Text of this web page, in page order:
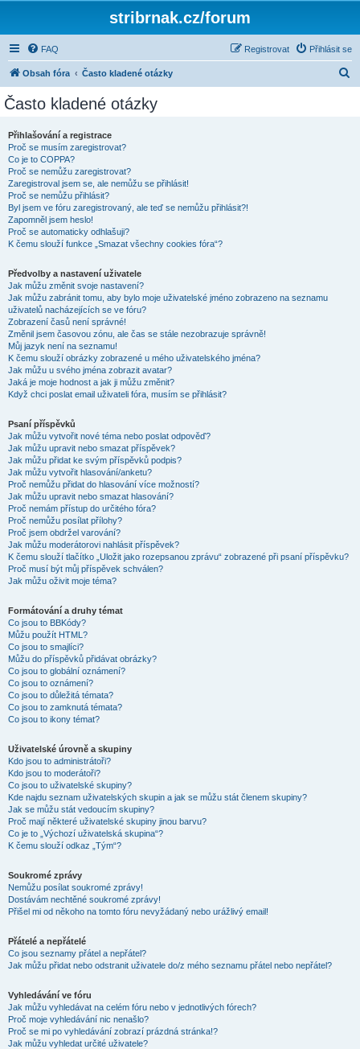
stribrnak.cz/forum
FAQ Přihlásit se
Registrovat
Obsah fóra Často kladené otázky
Často kladené otázky
Přihlašování a registrace
Proč se musím zaregistrovat?
Co je to COPPA?
Proč se nemůžu zaregistrovat?
Zaregistroval jsem se, ale nemůžu se přihlásit!
Proč se nemůžu přihlásit?
Byl jsem ve fóru zaregistrovaný, ale teď se nemůžu přihlásit?!
Zapomněl jsem heslo!
Proč se automaticky odhlašuji?
K čemu slouží funkce „Smazat všechny cookies fóra“?
Předvolby a nastavení uživatele
Jak můžu změnit svoje nastavení?
Jak můžu zabránit tomu, aby bylo moje uživatelské jméno zobrazeno na seznamu
uživatelů nacházejících se ve fóru?
Zobrazení časů není správné!
Změnil jsem časovou zónu, ale čas se stále nezobrazuje správně!
Můj jazyk není na seznamu!
K čemu slouží obrázky zobrazené u mého uživatelského jména?
Jak můžu u svého jména zobrazit avatar?
Jaká je moje hodnost a jak ji můžu změnit?
Když chci poslat email uživateli fóra, musím se přihlásit?
Psaní příspěvků
Jak můžu vytvořit nové téma nebo poslat odpověď?
Jak můžu upravit nebo smazat příspěvek?
Jak můžu přidat ke svým příspěvků podpis?
Jak můžu vytvořit hlasování/anketu?
Proč nemůžu přidat do hlasování více možností?
Jak můžu upravit nebo smazat hlasování?
Proč nemám přístup do určitého fóra?
Proč nemůžu posílat přílohy?
Proč jsem obdržel varování?
Jak můžu moderátorovi nahlásit příspěvek?
K čemu slouží tlačítko „Uložit jako rozepsanou zprávu“ zobrazené při psaní příspěvku?
Proč musí být můj příspěvek schválen?
Jak můžu oživit moje téma?
Formátování a druhy témat
Co jsou to BBKódy?
Můžu použít HTML?
Co jsou to smajlíci?
Můžu do příspěvků přidávat obrázky?
Co jsou to globální oznámení?
Co jsou to oznámení?
Co jsou to důležitá témata?
Co jsou to zamknutá témata?
Co jsou to ikony témat?
Uživatelské úrovně a skupiny
Kdo jsou to administrátoři?
Kdo jsou to moderátoři?
Co jsou to uživatelské skupiny?
Kde najdu seznam uživatelských skupin a jak se můžu stát členem skupiny?
Jak se můžu stát vedoucím skupiny?
Proč mají některé uživatelské skupiny jinou barvu?
Co je to „Výchozí uživatelská skupina“?
K čemu slouží odkaz „Tým“?
Soukromé zprávy
Nemůžu posílat soukromé zprávy!
Dostávám nechtěné soukromé zprávy!
Přišel mi od někoho na tomto fóru nevyžádaný nebo urážlivý email!
Přátelé a nepřátelé
Co jsou seznamy přátel a nepřátel?
Jak můžu přidat nebo odstranit uživatele do/z mého seznamu přátel nebo nepřátel?
Vyhledávání ve fóru
Jak můžu vyhledávat na celém fóru nebo v jednotlivých fórech?
Proč moje vyhledávání nic nenašlo?
Proč se mi po vyhledávání zobrazí prázdná stránka!?
Jak můžu vyhledat určité uživatele?